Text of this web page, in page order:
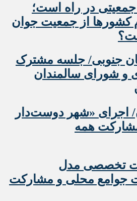
در راه است؛
کشورها از جمعیت جوان
جنوبی/ جلسه مشترک
و شورای سالمندان
اجرای «شهر دوست‌دار
مشارکت همه
تخصصی مدل
جوامع محلی و مشارکت